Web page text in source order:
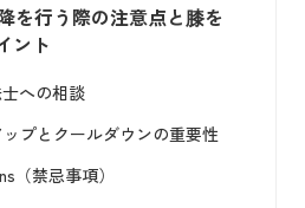
を行う際の注意点と膝を
ント
への相談
プとクールダウンの重要性
（禁忌事項）